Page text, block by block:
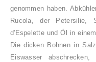
genommen haben.
Rucola, der Petersilie,
d'Espelette und Öl in
Die dicken Bohnen in
Eiswasser